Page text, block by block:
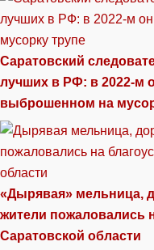
Саратовский
лучших в РФ: в 2022-м
выброшенном на
«Дырявая» мельница,
жители пожаловались
Саратовской области